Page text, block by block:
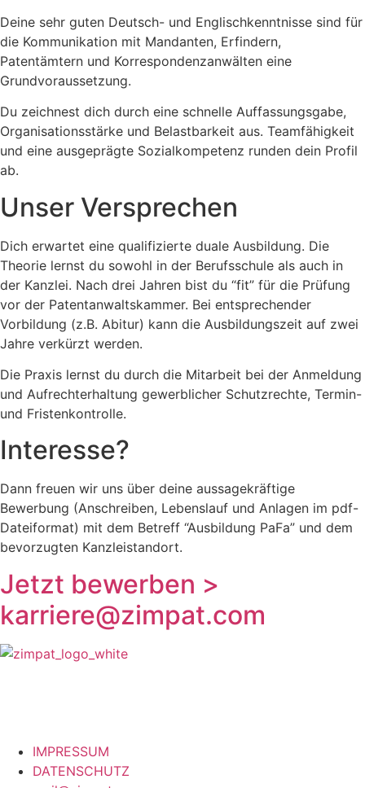
Deine sehr guten Deutsch- und Englischkenntnisse sind für
die Kommunikation mit Mandanten, Erfindern,
Patentämtern und Korrespondenzanwälten eine
Grundvoraussetzung.
Du zeichnest dich durch eine schnelle Auffassungsgabe,
Organisationsstärke und Belastbarkeit aus. Teamfähigkeit
und eine ausgeprägte Sozialkompetenz runden dein Profil
ab.
Unser Versprechen
Dich erwartet eine qualifizierte duale Ausbildung. Die
Theorie lernst du sowohl in der Berufsschule als auch in
der Kanzlei. Nach drei Jahren bist du “fit” für die Prüfung
vor der Patentanwaltskammer. Bei entsprechender
Vorbildung (z.B. Abitur) kann die Ausbildungszeit auf zwei
Jahre verkürzt werden.
Die Praxis lernst du durch die Mitarbeit bei der Anmeldung
und Aufrechterhaltung gewerblicher Schutzrechte, Termin-
und Fristenkontrolle.
Interesse?
Dann freuen wir uns über deine aussagekräftige
Bewerbung (Anschreiben, Lebenslauf und Anlagen im pdf-
Dateiformat) mit dem Betreff “Ausbildung PaFa” und dem
bevorzugten Kanzleistandort.
Jetzt bewerben >
karriere@zimpat.com
IMPRESSUM
DATENSCHUTZ